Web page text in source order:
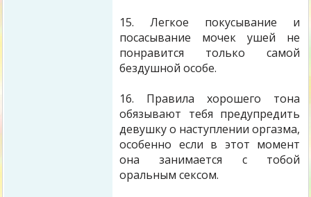
15. Легкое покусывание и
посасывание мочек ушей не
понравится только самой
бездушной особе.
16. Правила хорошего тона
обязывают тебя предупредить
девушку о наступлении оргазма,
особенно если в этот момент
она занимается с тобой
оральным сексом.